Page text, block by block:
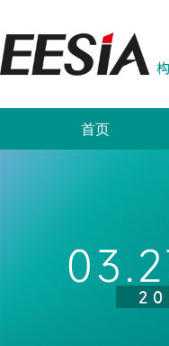
首页